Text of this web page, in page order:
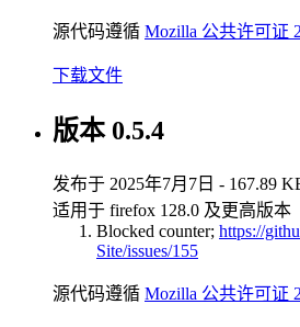
源代码遵循 Mozilla 公共许可证
下载文件
版本 0.5.4
发布于 2025年7月7日 - 167.89
适用于 firefox 128.0 及更高版本
Blocked counter; https://
Site/issues/155
源代码遵循 Mozilla 公共许可证